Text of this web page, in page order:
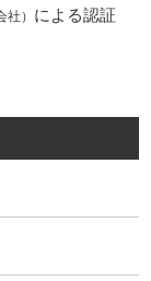
） による認証